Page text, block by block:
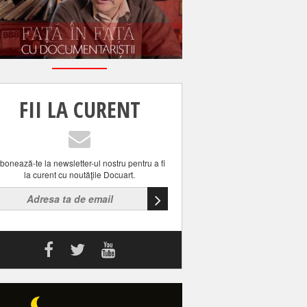
FII LA CURENT
te la newsletter-ul nostru pentru a fi
la curent cu noutăţile Docuart.